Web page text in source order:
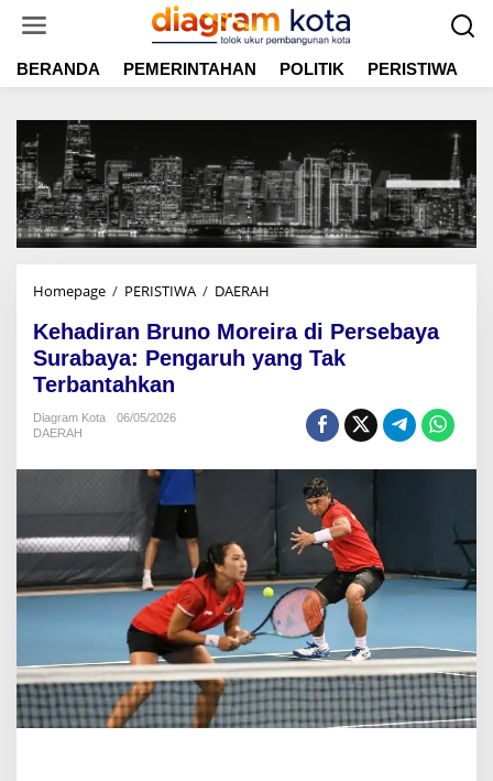
t
BERANDA PEMERINTAHAN POLITIK PERISTIWA
Homepage / PERISTIWA / DAERAH
h
a
n
o
M
o
r
i
r
a
d
Kehadiran Bruno Moreira di Persebaya
Surabaya: Pengaruh yang Tak
Terbantahkan
Diagram Kota
06/05/2026
DAERAH